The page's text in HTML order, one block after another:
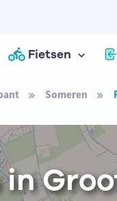
Fietsen
Someren